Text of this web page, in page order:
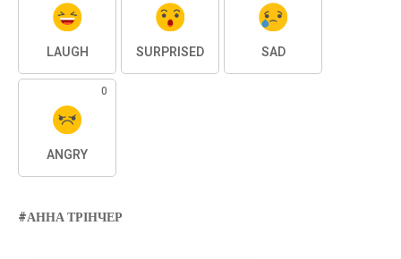
LAUGH SURPRISED SAD
0
ANGRY
АННА ТРІНЧЕР